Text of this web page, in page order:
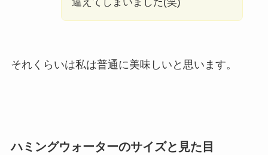
それくらいは私は普通に美味しいと思います。
ハミングウォーターのサイズと見た目